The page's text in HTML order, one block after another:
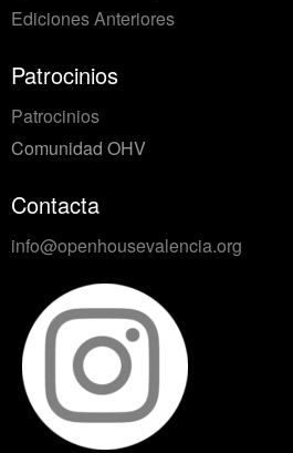
Ediciones Anteriores
Patrocinios
Patrocinios
Comunidad OHV
Contacta
info@openhousevalencia.org